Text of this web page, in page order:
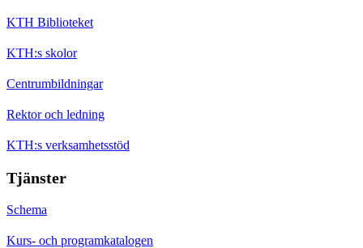
KTH Biblioteket
KTH:s skolor
Centrumbildningar
Rektor och ledning
KTH:s verksamhetsstöd
Tjänster
Schema
Kurs- och programkatalogen